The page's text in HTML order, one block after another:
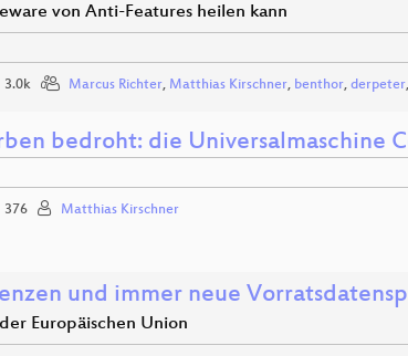
von Anti-Features heilen kann
3.0k Marcus Richter, Matthias Kirschner, benthor, derpeter,
bedroht: die Universalmaschine
376 Matthias Kirschner
und immer neue
Europäischen Union